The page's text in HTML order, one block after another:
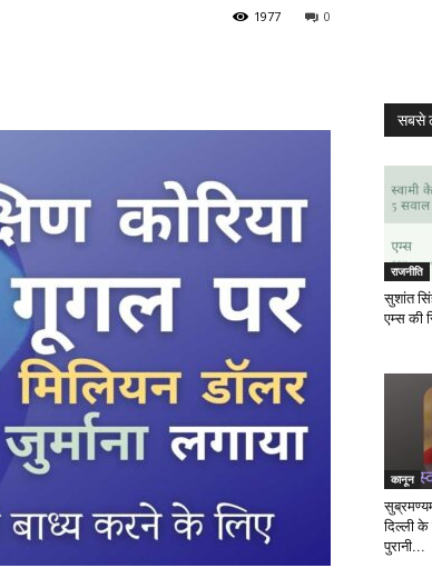
0
1977
सबसे
राजनीति
सुशांत
एम्स की
कानून
दिल्ली
पुरानी...